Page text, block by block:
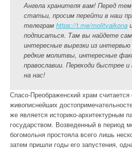
Ангела хранителя вам! Перед
статьи, просим перейти в наш
телеграм https://t.me/molitvaikona
подписаться. Там вы найдете
интересные вырезки из
редкие молитвы, интересные
православии. Переходи быстрее и
на нас!
Спасо-Преображенский храм
живописнейших
же является историко-архитектурным
государством. Возведенный в период
богомольня простояла всего лишь
затем пришли годы его запустения,